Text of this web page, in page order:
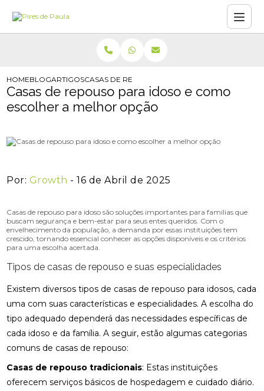
HOMEBLOGARTIGOSCASAS DE REPOUSO PARA IDOSO E COMO
Casas de repouso para idoso e como
escolher a melhor opção
Por: Growth - 16 de Abril de 2025
Casas de repouso para idoso são soluções importantes para famílias que
buscam segurança e bem-estar para seus entes queridos. Com o
envelhecimento da população, a demanda por essas instituições tem
crescido, tornando essencial conhecer as opções disponíveis e os critérios
para uma escolha acertada.
Tipos de casas de repouso e suas especialidades
Existem diversos tipos de casas de repouso para idosos, cada
uma com suas características e especialidades. A escolha do
tipo adequado dependerá das necessidades específicas de
cada idoso e da família. A seguir, estão algumas categorias
comuns de casas de repouso:
Casas de repouso tradicionais: Estas instituições
oferecem serviços básicos de hospedagem e cuidado diário.